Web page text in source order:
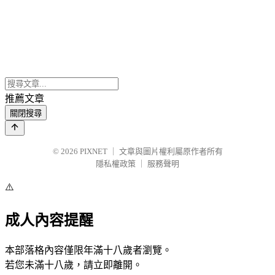
推薦文章
關閉搜尋
© 2026 PIXNET
文章與圖片權利屬原作者所有
隱私權政策
服務聲明
⚠️
成人內容提醒
本部落格內容僅限年滿十八歲者瀏覽。
若您未滿十八歲，請立即離開。